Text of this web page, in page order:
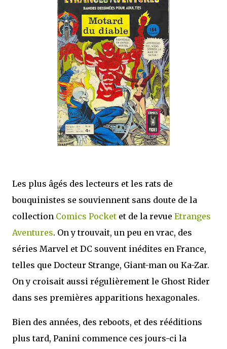
que Thomas connaissait et appréciait Olivier. Marlowe découvre une ville qu’il
ne connaissait pas, habitée par la méfiance, la peur et le rigorisme de la Ligue,
une ville pleine de mystères et de vieilles rancœurs. La Dame d...
Les plus âgés des lecteurs et les rats de
bouquinistes se souviennent sans doute de la
collection Comics Pocket et de la revue Etranges
Aventures. On y trouvait, un peu en vrac, des
séries Marvel et DC souvent inédites en France,
telles que Docteur Strange, Giant-man ou Ka-Zar.
On y croisait aussi régulièrement le Ghost Rider
dans ses premières apparitions hexagonales.
Bien des années, des reboots, et des rééditions
plus tard, Panini commence ces jours-ci la